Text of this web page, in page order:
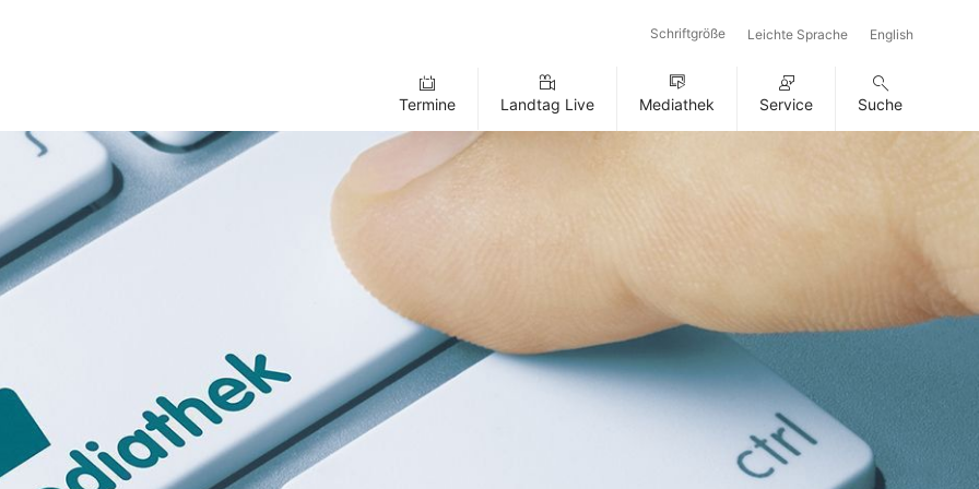
Schriftgröße Leichte Sprache English
Termine Landtag Live Mediathek Service Suche